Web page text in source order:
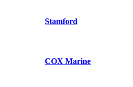
Stamford
COX Marine